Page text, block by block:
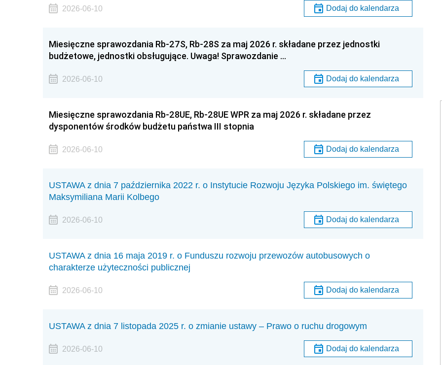
2026-06-10 Dodaj do kalendarza
Miesięczne sprawozdania Rb-27S, Rb-28S za maj 2026 r. składane przez jednostki
budżetowe, jednostki obsługujące. Uwaga! Sprawozdanie …
2026-06-10 Dodaj do kalendarza
Miesięczne sprawozdania Rb-28UE, Rb-28UE WPR za maj 2026 r. składane przez
dysponentów środków budżetu państwa III stopnia
2026-06-10 Dodaj do kalendarza
USTAWA z dnia 7 października 2022 r. o Instytucie Rozwoju Języka Polskiego im. świętego
Maksymiliana Marii Kolbego
2026-06-10 Dodaj do kalendarza
USTAWA z dnia 16 maja 2019 r. o Funduszu rozwoju przewozów autobusowych o
charakterze użyteczności publicznej
2026-06-10 Dodaj do kalendarza
USTAWA z dnia 7 listopada 2025 r. o zmianie ustawy – Prawo o ruchu drogowym
2026-06-10 Dodaj do kalendarza